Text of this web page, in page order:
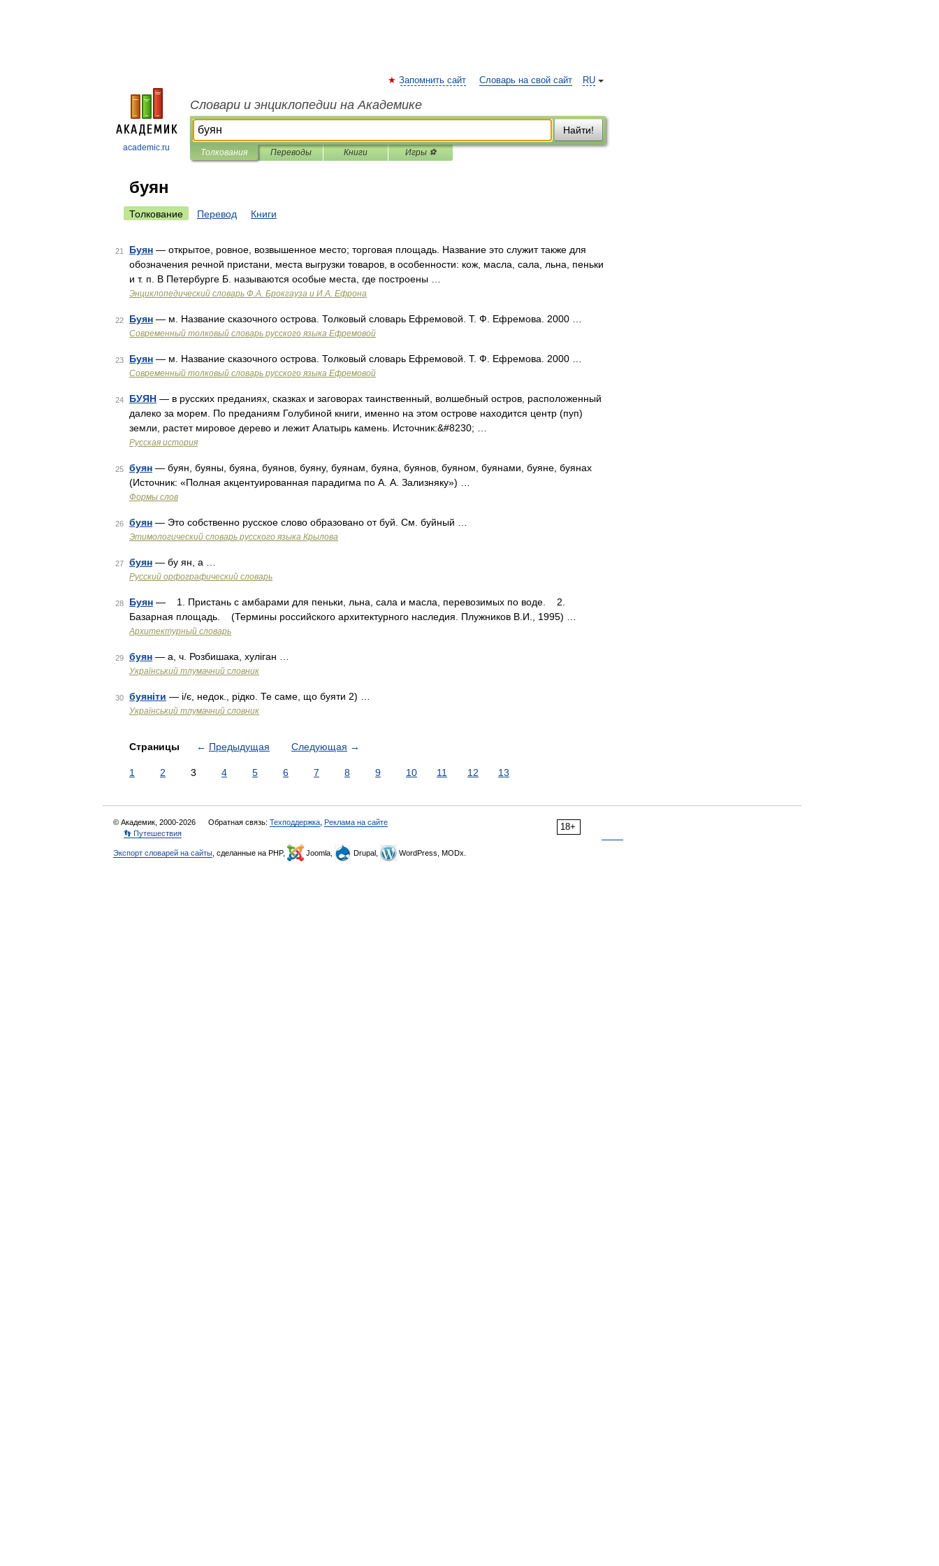
academic.ru
RU
Запомнить сайт Словарь на свой сайт
Словари и энциклопедии на Академике
Найти!
Толкования Переводы Книги Игры ⚽
буян
Толкование Перевод Книги
21 Буян — открытое, ровное, возвышенное место; торговая площадь. Название это служит также для
обозначения речной пристани, места выгрузки товаров, в особенности: кож, масла, сала, льна, пеньки
и т. п. В Петербурге Б. называются особые места, где построены …
Энциклопедический словарь Ф.А. Брокгауза и И.А. Ефрона
22 Буян — м. Название сказочного острова. Толковый словарь Ефремовой. Т. Ф. Ефремова. 2000 …
Современный толковый словарь русского языка Ефремовой
23 Буян — м. Название сказочного острова. Толковый словарь Ефремовой. Т. Ф. Ефремова. 2000 …
Современный толковый словарь русского языка Ефремовой
24 БУЯН — в русских преданиях, сказках и заговорах таинственный, волшебный остров, расположенный
далеко за морем. По преданиям Голубиной книги, именно на этом острове находится центр (пуп)
земли, растет мировое дерево и лежит Алатырь камень. Источник:&#8230; …
Русская история
25 буян — буян, буяны, буяна, буянов, буяну, буянам, буяна, буянов, буяном, буянами, буяне, буянах
(Источник: «Полная акцентуированная парадигма по А. А. Зализняку») …
Формы слов
26 буян — Это собственно русское слово образовано от буй. См. буйный …
Этимологический словарь русского языка Крылова
27 буян — бу ян, а …
Русский орфографический словарь
28 Буян — 1. Пристань с амбарами для пеньки, льна, сала и масла, перевозимых по воде. 2.
Базарная площадь. (Термины российского архитектурного наследия. Плужников В.И., 1995) …
Архитектурный словарь
29 буян — а, ч. Розбишака, хуліган …
Український тлумачний словник
30 буяніти — і/є, недок., рідко. Те саме, що буяти 2) …
Український тлумачний словник
Страницы ← Предыдущая Следующая →
1 2 3 4 5 6 7 8 9 10 11 12 13
18+
© Академик, 2000-2026 Обратная связь: Техподдержка Реклама на сайте
👣 Путешествия
Экспорт словарей на сайты , сделанные на PHP, Joomla, Drupal, WordPress, MODx.